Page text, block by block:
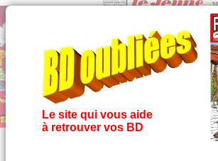
Le site qui vous aide
à retrouver vos BD